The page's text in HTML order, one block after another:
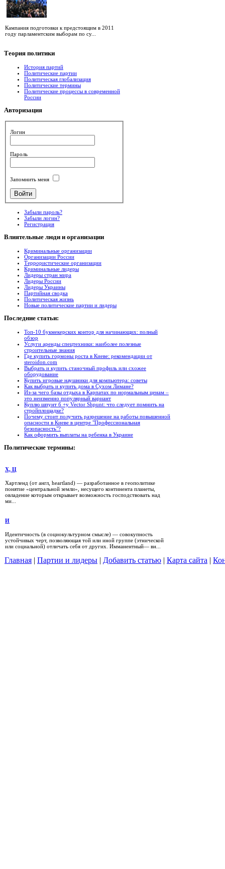
Кампания подготовки к предстоящим в 2011
году парламентским выборам по су...
Теория политики
История партий
Политические партии
Политическая глобализация
Политические термины
Политические процессы в современной
России
Авторизация
Логин
Пароль
Запомнить меня
Забыли пароль?
Забыли логин?
Регистрация
Влиятельные люди и организации
Криминальные организации
Организации России
Террористические организации
Криминальные лидеры
Лидеры стран мира
Лидеры России
Лидеры Украины
Партийная сводка
Политическая жизнь
Новые политические партии и лидеры
Последние статьи:
Топ-10 букмекерских контор для начинающих: полный
обзор
Услуги аренды спецтехники: наиболее полезные
строительные знания
Где купить гормоны роста в Киеве: рекомендации от
steroidon.com
Выбрать и купить станочный профиль или схожее
оборудование
Купить игровые наушники для компьютера: советы
Как выбрать и купить дома в Сухом Лимане?
Из-за чего базы отдыха в Карпатах по нормальным ценам –
это неизменно популярный вариант
Куплю шпунт б +у Vector Shpunt: что следует помнить на
стройплощадке?
Почему стоит получить разрешение на работы повышенной
опасности в Киеве в центре "Профессиональная
безопасность"?
Как оформить выплаты на ребенка в Украине
Политические термины:
Х, Ц
Хартленд (от англ, heartland) — разработанное в геополитике
понятие «центральной земли», несущего континента планеты,
овладение которым открывает возможность господствовать над
ми...
И
Идентичность (в социокультурном смысле) — совокупность
устойчивых черт, позволяющая той или иной группе (этнической
или социальной) отличать себя от других. Имманентный— вн...
Главная | Партии и лидеры | Добавить статью | Карта сайта |